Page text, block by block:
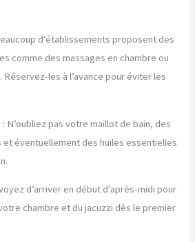
d’établissements proposent des
comme des massages en chambre ou
les à l’avance pour éviter les
N’oubliez pas votre maillot de bain, des
éventuellement des huiles essentielles
d’arriver en début d’après-midi pour
chambre et du jacuzzi dès le premier